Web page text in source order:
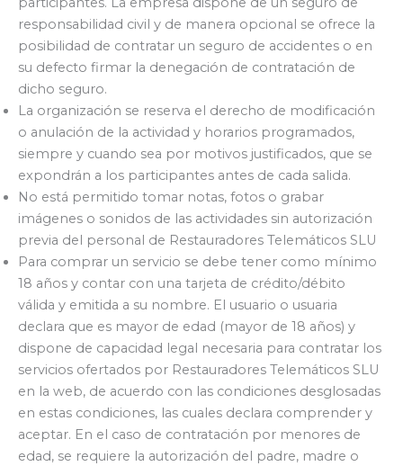
responsabilidad civil y de manera opcional se ofrece la
posibilidad de contratar un seguro de accidentes o en
su defecto firmar la denegación de contratación de
dicho seguro.
La organización se reserva el derecho de modificación
o anulación de la actividad y horarios programados,
siempre y cuando sea por motivos justificados, que se
expondrán a los participantes antes de cada salida.
No está permitido tomar notas, fotos o grabar
imágenes o sonidos de las actividades sin autorización
previa del personal de Restauradores Telemáticos SLU
Para comprar un servicio se debe tener como mínimo
18 años y contar con una tarjeta de crédito/débito
válida y emitida a su nombre. El usuario o usuaria
declara que es mayor de edad (mayor de 18 años) y
dispone de capacidad legal necesaria para contratar los
servicios ofertados por Restauradores Telemáticos SLU
en la web, de acuerdo con las condiciones desglosadas
en estas condiciones, las cuales declara comprender y
aceptar. En el caso de contratación por menores de
edad, se requiere la autorización del padre, madre o